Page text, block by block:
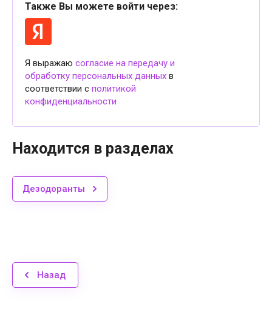
Также Вы можете войти через:
Я выражаю согласие на передачу и
обработку персональных данных в
соответствии с политикой
конфиденциальности
Находится в разделах
Дезодоранты
Назад